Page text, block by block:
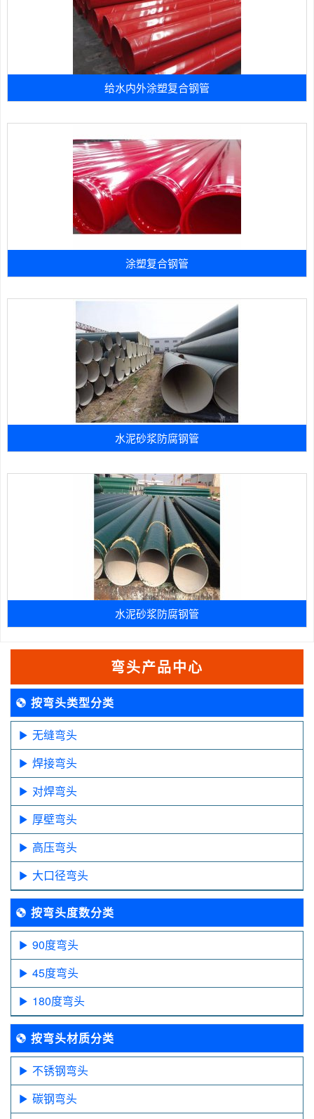
给水内外涂塑复合钢管
涂塑复合钢管
水泥砂浆防腐钢管
水泥砂浆防腐钢管
弯头产品中心
按弯头类型分类
无缝弯头
焊接弯头
对焊弯头
厚壁弯头
高压弯头
大口径弯头
按弯头度数分类
90度弯头
45度弯头
180度弯头
按弯头材质分类
不锈钢弯头
碳钢弯头